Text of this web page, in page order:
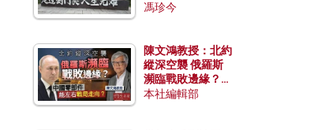
馮珍今
陳文鴻教授：北約
縱深空襲 俄羅斯
瀕臨戰敗邊緣？中
國零部件能左右戰
本社編輯部